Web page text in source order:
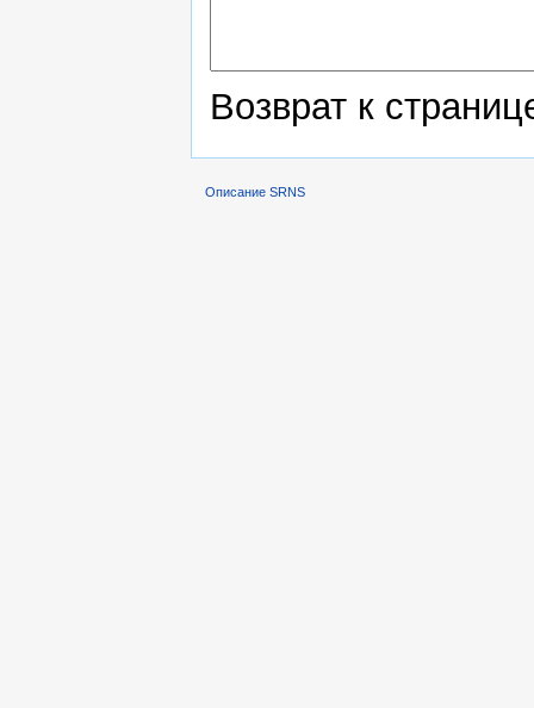
Возврат к
Описание SRNS